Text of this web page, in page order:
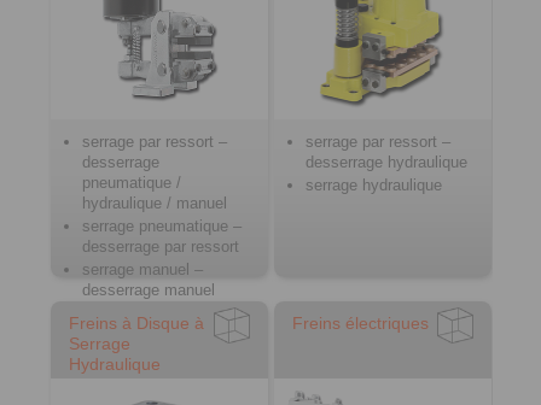
serrage par ressort –
desserrage
pneumatique /
hydraulique / manuel
serrage pneumatique –
desserrage par ressort
serrage manuel –
desserrage manuel
serrage par ressort –
desserrage hydraulique
serrage hydraulique
Freins à Disque à
Serrage
Hydraulique
Freins électriques